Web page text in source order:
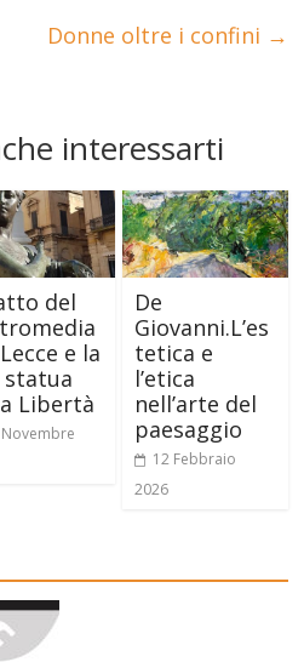
Donne oltre i confini →
interessarti
del
e la
statua
Libertà
De
Giovanni.L’es
tetica e
l’etica
nell’arte del
paesaggio
12 Febbraio
2026